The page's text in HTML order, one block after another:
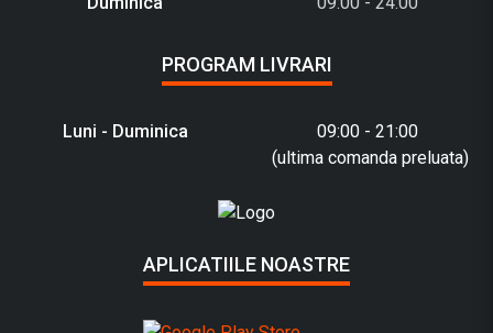
PROGRAM LIVRARI
Luni - Duminica
09:00 - 21:00
(ultima comanda preluata)
APLICATIILE NOASTRE